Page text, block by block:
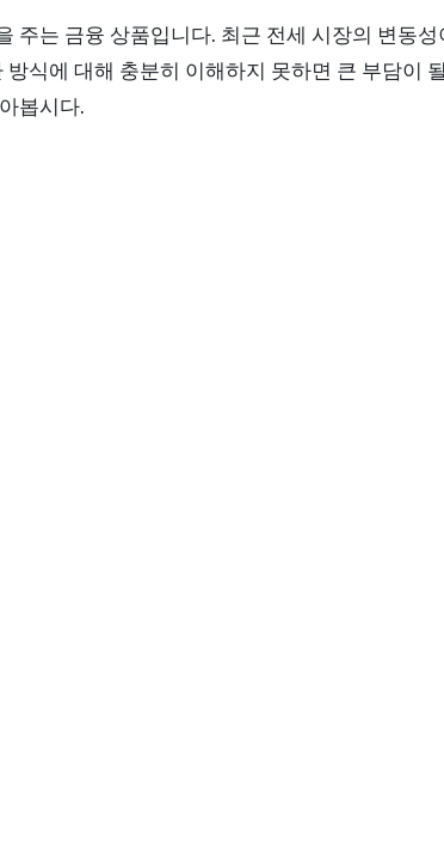
식에 대해 충분히 이해하지 못하면 큰 부담이
봅시다.